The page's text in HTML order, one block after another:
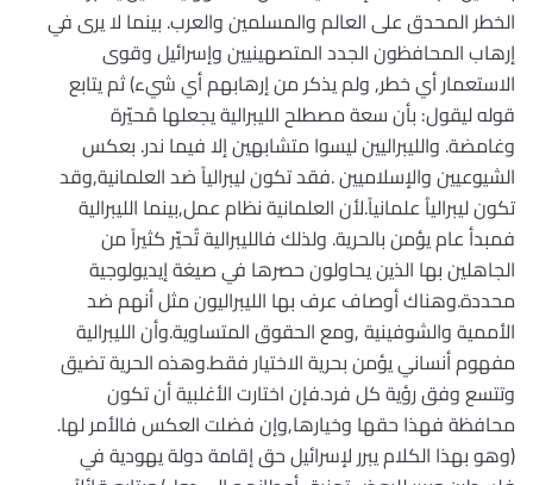
الخطر المحدق على العالم والمسلمين والعرب. بينما لا يرى في
إرهاب المحافظون الجدد المتصهينيين وإسرائيل وقوى
الاستعمار أي خطر, ولم يذكر من إرهابهم أي شيء) ثم يتابع
قوله ليقول: بأن سعة مصطلح الليبرالية يجعلها مُحيّرة
وغامضة. والليبراليين ليسوا متشابهين إلا فيما ندر. بعكس
الشيوعيين والإسلاميين .فقد تكون ليبرالياً ضد العلمانية,وقد
تكون ليبرالياُ علمانياً.لأن العلمانية نظام عمل,بينما الليبرالية
فمبدأ عام يؤمن بالحرية. ولذلك فالليبرالية تُحيّر كثيراً من
الجاهلين بها الذين يحاولون حصرها في صيغة إيديولوجية
محددة.وهناك أوصاف عرف بها الليبراليون مثل أنهم ضد
الأممية والشوفينية ,ومع الحقوق المتساوية.وأن الليبرالية
مفهوم أنساني يؤمن بحرية الاختيار فقط.وهذه الحرية تضيق
وتتسع وفق رؤية كل فرد.فإن اختارت الأغلبية أن تكون
محافظة فهذا حقها وخيارها,وإن فضلت العكس فالأمر لها.
(وهو بهذا الكلام يبرر لإسرائيل حق إقامة دولة يهودية في